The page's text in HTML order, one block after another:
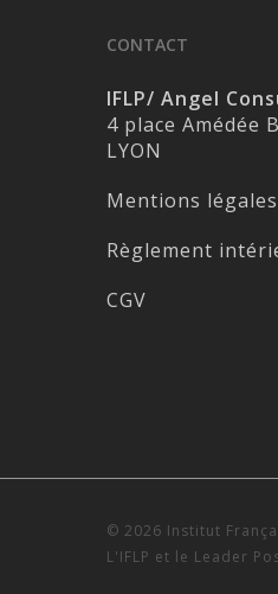
CONTACT
IFLP/ Angel
4 place Amédée
LYON
Mentions légales
Règlement
CGV
© 2026 Institut
L'IFLP et le Leader